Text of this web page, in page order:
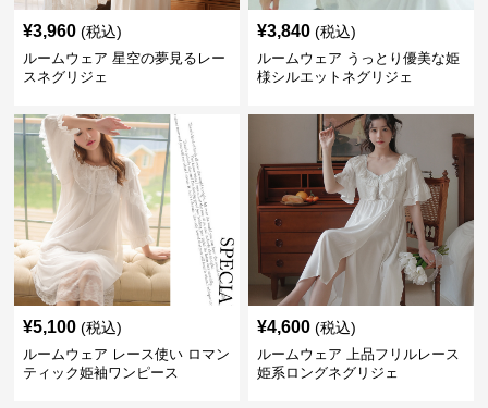
¥3,960 (税込)
ルームウェア 星空の夢見るレー
スネグリジェ
¥3,840 (税込)
ルームウェア うっとり優美な姫
様シルエットネグリジェ
¥5,100 (税込)
ルームウェア レース使い ロマン
ティック姫袖ワンピース
¥4,600 (税込)
ルームウェア 上品フリルレース
姫系ロングネグリジェ